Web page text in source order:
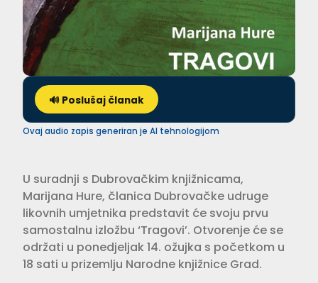
🔊 Poslušaj članak
Ovaj audio zapis generiran je AI tehnologijom
U suradnji s Dubrovačkim knjižnicama,
Marijana Hure, članica Dubrovačke udruge
likovnih umjetnika predstavit će svoju prvu
samostalnu izložbu ‘Tragovi’. Otvorenje će se
održati u ponedjeljak 14. ožujka s početkom u
18 sati u prizemlju Narodne knjižnice Grad.